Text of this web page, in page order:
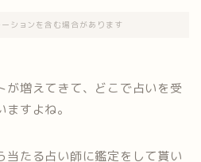
ションを含む場合があります
が増えてきて、どこで占いを受
すよね。
当たる占い師に鑑定をして貰い